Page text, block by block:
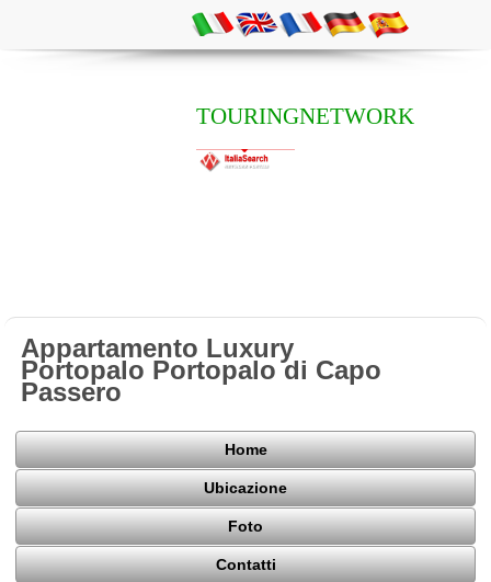
TOURINGNETWORK
Appartamento Luxury
Portopalo Portopalo di Capo
Passero
Home
Ubicazione
Foto
Contatti